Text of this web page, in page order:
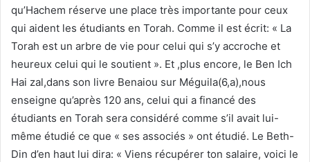
qu’Hachem réserve une place très importante pour ceux
qui aident les étudiants en Torah. Comme il est écrit: « La
Torah est un arbre de vie pour celui qui s’y accroche et
heureux celui qui le soutient ». Et ,plus encore, le Ben Ich
Hai zal,dans son livre Benaiou sur Méguila(6,a),nous
enseigne qu’après 120 ans, celui qui a financé des
étudiants en Torah sera considéré comme s’il avait lui-
même étudié ce que « ses associés » ont étudié. Le Beth-
Din d’en haut lui dira: « Viens récupérer ton salaire, voici le